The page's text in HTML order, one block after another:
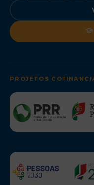
PROJETOS